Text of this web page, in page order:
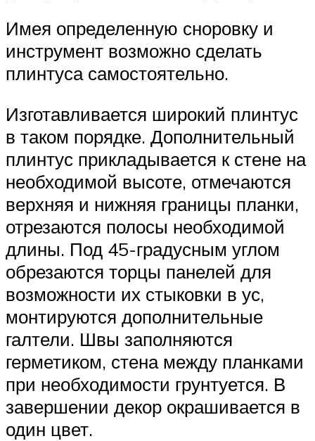
Имея определенную сноровку и
инструмент возможно сделать
плинтуса самостоятельно.
Изготавливается широкий плинтус
в таком порядке. Дополнительный
плинтус прикладывается к стене на
необходимой высоте, отмечаются
верхняя и нижняя границы планки,
отрезаются полосы необходимой
длины. Под 45-градусным углом
обрезаются торцы панелей для
возможности их стыковки в ус,
монтируются дополнительные
галтели. Швы заполняются
герметиком, стена между планками
при необходимости грунтуется. В
завершении декор окрашивается в
один цвет.